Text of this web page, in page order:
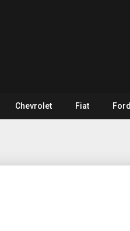
Chevrolet Fiat Ford